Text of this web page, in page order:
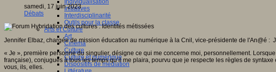
Individualisation
Initiatives
Interdisciplinarité
Outils pour la classe
Arts et Culture
Art
Cinéma
Culture
Culture et numérique
Dispositifs de médiation
samedi, 17 juin 2023
Débats
Jennifer Elbaz, chargée de mission éducation au numérique à la Cnil, vice-présidente de l'An@é
« Je », première personne du singulier, désigne ce qui me concerne moi, personnellement.
française), conjugués à tous les temps qu’il me plaira, pourvu que je respecte les règles de
vous, ils, elles.